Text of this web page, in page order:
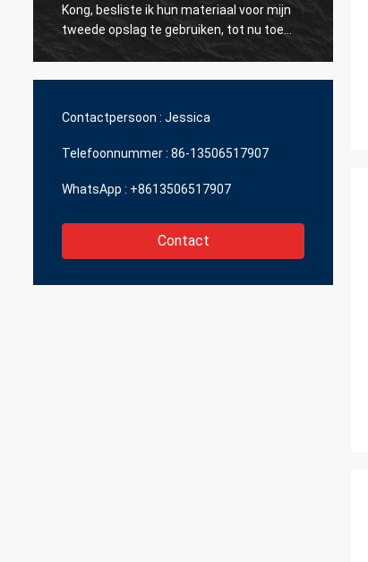
Kong, besliste ik hun materiaal voor mijn
tweede opslag te gebruiken, tot nu toe
gebruiken al mijn 10 winkels over Albanië
Contactpersoon : Jessica
Telefoonnummer : 86-13506517907
WhatsApp : +8613506517907
Contact